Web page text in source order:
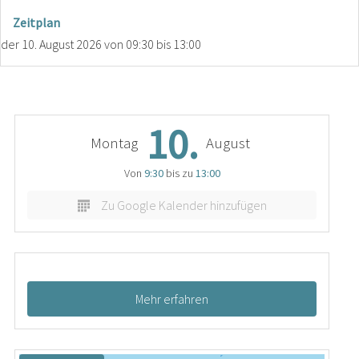
Zeitplan
der 10. August 2026 von 09:30 bis 13:00
Montag 10. August
Von 9:30 bis zu 13:00
Zu Google Kalender hinzufügen
Mehr erfahren